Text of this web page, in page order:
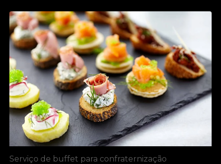
Serviço de buffet para confraternização